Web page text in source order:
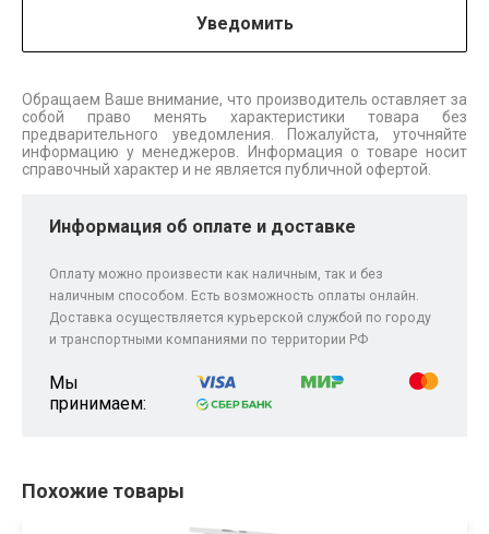
Уведомить
Обращаем Ваше внимание, что производитель оставляет за
собой право менять характеристики товара без
предварительного уведомления. Пожалуйста, уточняйте
информацию у менеджеров. Информация о товаре носит
справочный характер и не является публичной офертой.
Информация об оплате и доставке
Оплату можно произвести как наличным, так и без
наличным способом. Есть возможность оплаты онлайн.
Доставка осуществляется курьерской службой по городу
и транспортными компаниями по территории РФ
Мы
принимаем:
Похожие товары